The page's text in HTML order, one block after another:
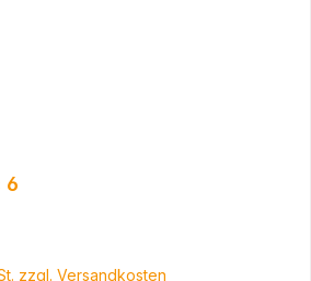
6
zzgl. Versandkosten